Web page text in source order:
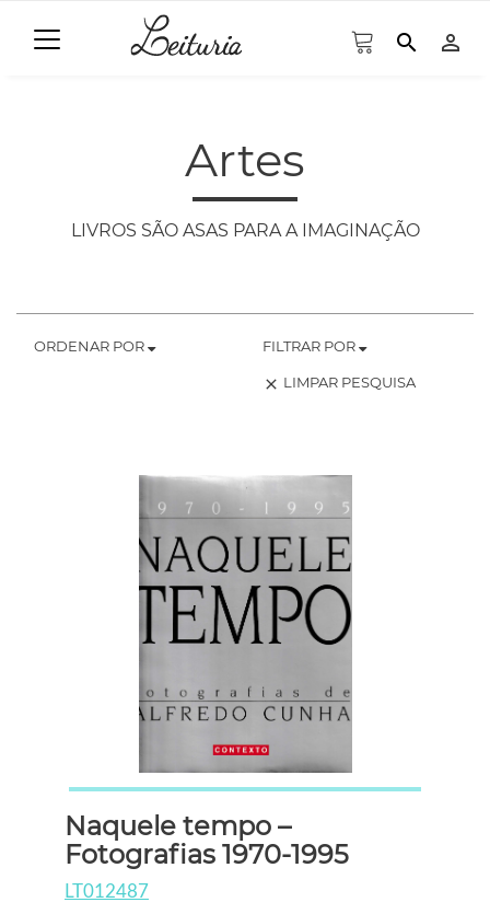
search person_outline
Artes
LIVROS SÃO ASAS PARA A IMAGINAÇÃO
ORDENAR POR FILTRAR POR
clear LIMPAR PESQUISA
Naquele tempo –
Fotografias 1970-1995
LT012487